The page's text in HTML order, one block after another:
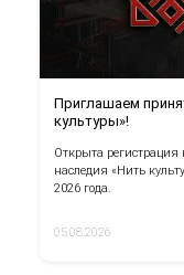
Приглашаем
культуры»!
Открыта регистрация
наследия «Нить
2026 года.
05.08.2026